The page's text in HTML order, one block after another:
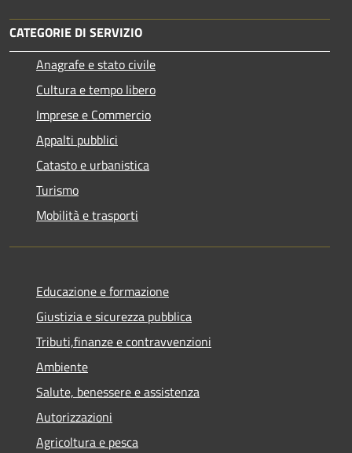
CATEGORIE DI SERVIZIO
Anagrafe e stato civile
Cultura e tempo libero
Imprese e Commercio
Appalti pubblici
Catasto e urbanistica
Turismo
Mobilità e trasporti
Educazione e formazione
Giustizia e sicurezza pubblica
Tributi,finanze e contravvenzioni
Ambiente
Salute, benessere e assistenza
Autorizzazioni
Agricoltura e pesca